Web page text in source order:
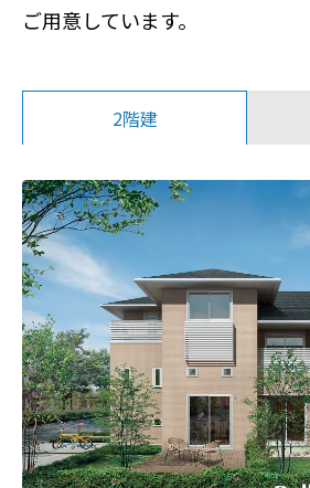
ご用意しています。
2階建